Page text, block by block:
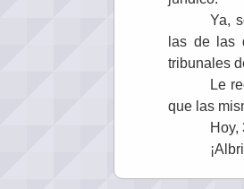
Ya,
las de las
tribunales
Le
que las
Hoy,